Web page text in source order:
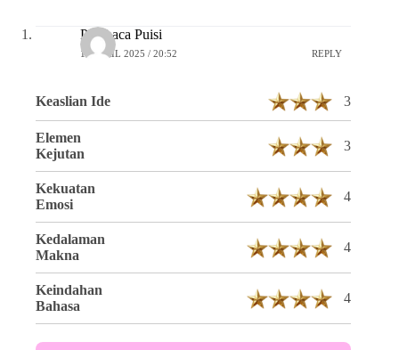
Pembaca Puisi
16 APRIL 2025 / 20:52 REPLY
Keaslian Ide 3
Elemen
Kejutan
3
Kekuatan
Emosi
4
Kedalaman
Makna
4
Keindahan
Bahasa
4